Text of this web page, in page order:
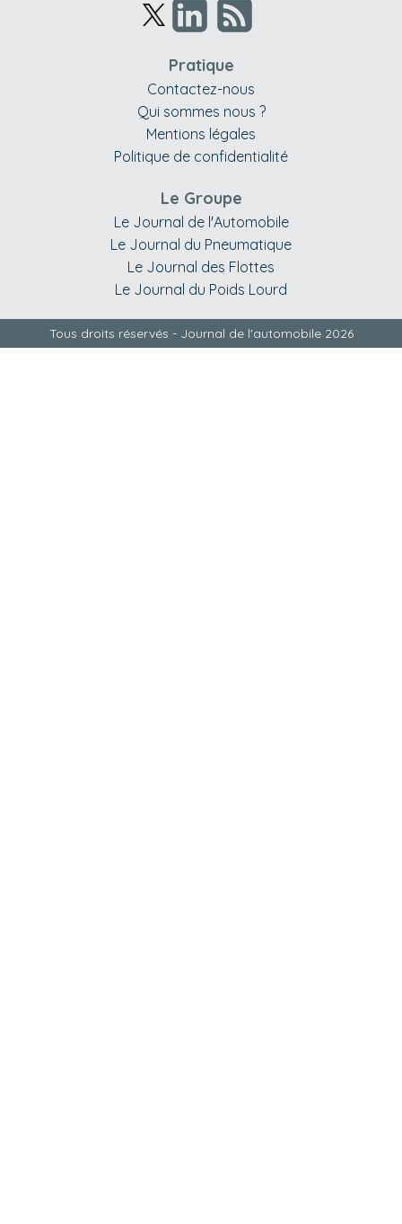
Pratique
Contactez-nous
Qui sommes nous ?
Mentions légales
Politique de confidentialité
Le Groupe
Le Journal de l'Automobile
Le Journal du Pneumatique
Le Journal des Flottes
Le Journal du Poids Lourd
Tous droits réservés - Journal de l'automobile 2026